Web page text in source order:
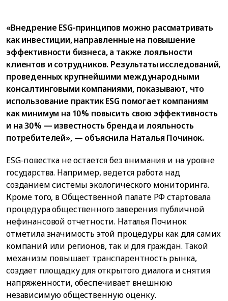
«Внедрение ESG-принципов можно рассматривать
как инвестиции, направленные на повышение
эффективности бизнеса, а также лояльности
клиентов и сотрудников. Результаты исследований,
проведенных крупнейшими международными
консалтинговыми компаниями, показывают, что
использование практик ESG помогает компаниям
как минимум на 10% повысить свою эффективность
и на 30% — известность бренда и лояльность
потребителей», — объяснила Наталья Починок.
ESG-повестка не остается без внимания и на уровне
государства. Например, ведется работа над
созданием системы экологического мониторинга.
Кроме того, в Общественной палате РФ стартовала
процедура общественного заверения публичной
нефинансовой отчетности. Наталья Починок
отметила значимость этой процедуры как для самих
компаний или регионов, так и для граждан. Такой
механизм повышает транспарентность рынка,
создает площадку для открытого диалога и снятия
напряженности, обеспечивает внешнюю
независимую общественную оценку.